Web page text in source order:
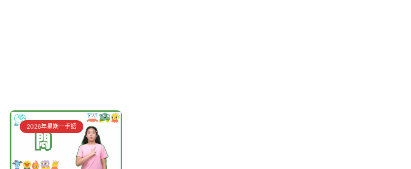
2026年星期一手語